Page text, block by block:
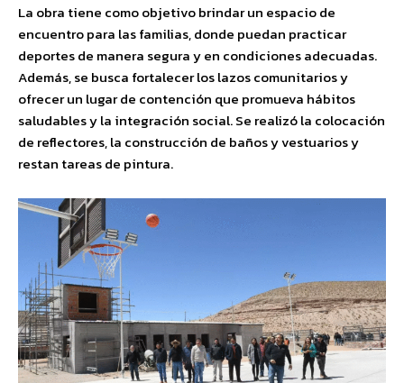
La obra tiene como objetivo brindar un espacio de
encuentro para las familias, donde puedan practicar
deportes de manera segura y en condiciones adecuadas.
Además, se busca fortalecer los lazos comunitarios y
ofrecer un lugar de contención que promueva hábitos
saludables y la integración social. Se realizó la colocación
de reflectores, la construcción de baños y vestuarios y
restan tareas de pintura.